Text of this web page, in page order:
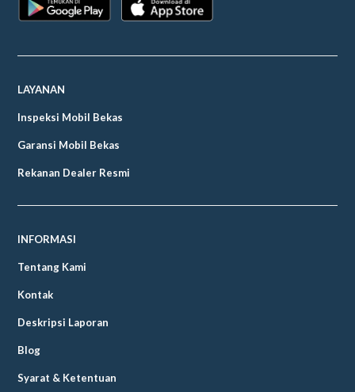
LAYANAN
Inspeksi Mobil Bekas
Garansi Mobil Bekas
Rekanan Dealer Resmi
INFORMASI
Tentang Kami
Kontak
Deskripsi Laporan
Blog
Syarat & Ketentuan